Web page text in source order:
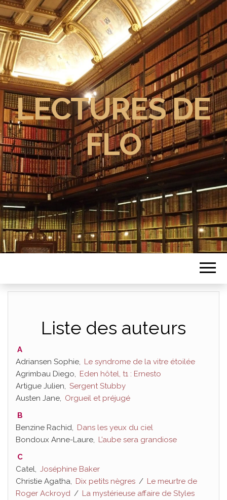
LECTURES DE
FLO
Liste des auteurs
A
Adriansen Sophie, Le syndrome de la vitre étoilée
Agrimbau Diego, Eden hôtel, t1 : Ernesto
Artigue Julien, Sergent Stubby
Austen Jane, Orgueil et préjugé
B
Benzine Rachid, Dans les yeux du ciel
Bondoux Anne-Laure, L’aube sera grandiose
C
Catel, Joséphine Baker
Christie Agatha, Dix petits nègres / Le meurtre de
Roger Ackroyd / La mystérieuse affaire de Styles